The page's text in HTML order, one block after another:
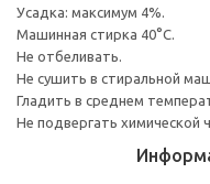
Усадка: максимум 4%.
Машинная стирка 40°С.
Не отбеливать.
Не сушить в стиральной
Гладить в среднем
Не подвергать химической